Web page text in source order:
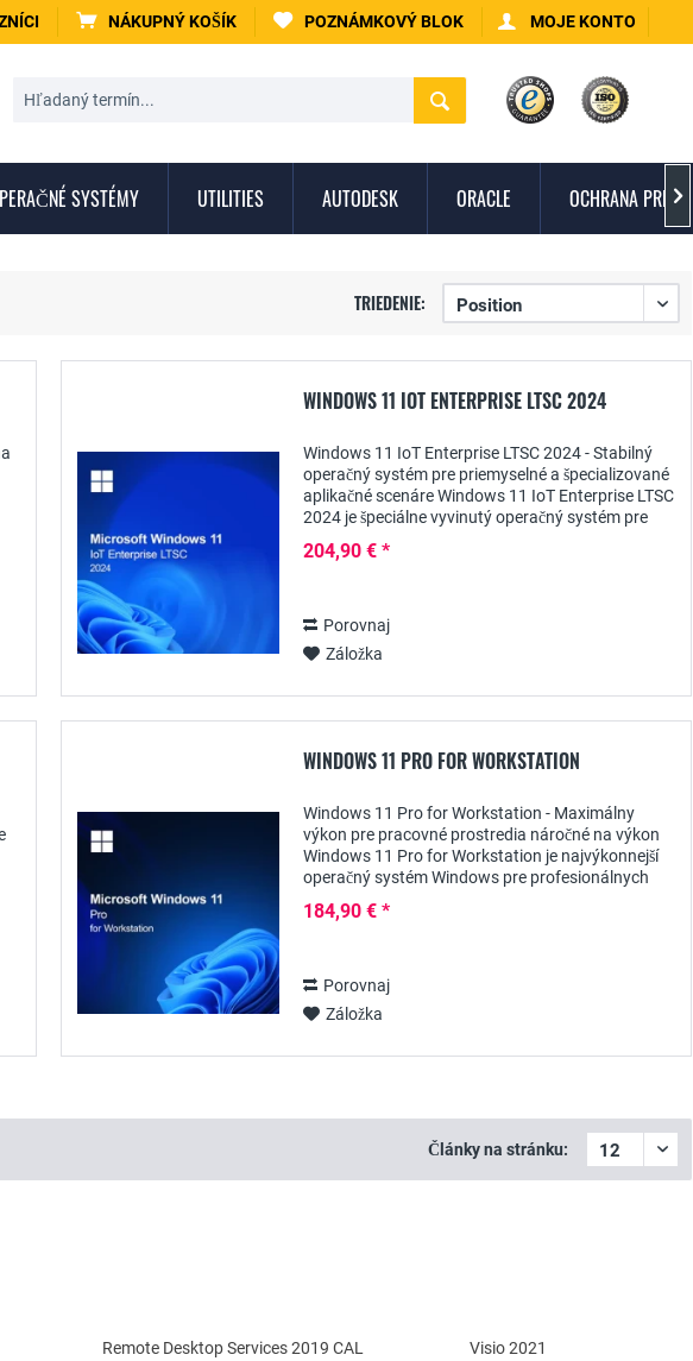
NÁKUPNÝ KOŠÍK POZNÁMKOVÝ BLOK MOJE KONTO
SYSTÉMY UTILITIES AUTODESK ORACLE OCHRANA PRED

TRIEDENIE:
WINDOWS 11 IOT ENTERPRISE LTSC 2024
Windows 11 IoT Enterprise LTSC 2024 - Stabilný
operačný systém pre priemyselné a špecializované
aplikačné scenáre Windows 11 IoT Enterprise LTSC
2024 je špeciálne vyvinutý operačný systém pre
204,90 € *
Porovnaj
Záložka
WINDOWS 11 PRO FOR WORKSTATION
Windows 11 Pro for Workstation - Maximálny
výkon pre pracovné prostredia náročné na výkon
Windows 11 Pro for Workstation je najvýkonnejší
operačný systém Windows pre profesionálnych
používateľov s...
184,90 € *
Porovnaj
Záložka
Články na stránku:
Remote Desktop Services 2019 CAL
Visio 2021